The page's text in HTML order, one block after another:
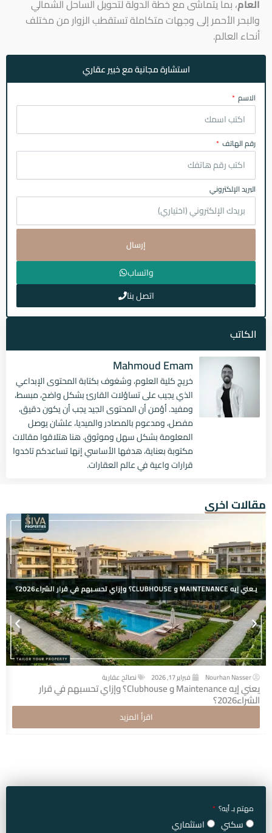
العام، بما يتماشى مع خطة الدولة لتحويل الساحل الشمالي
والبحر الأحمر إلى وجهات متكاملة تستقطب الزوار من مختلف
أنحاء العالم.
استشارة مجانية مع خبير عقاري
الاسم
رقم الهاتف
البريد الإلكتروني
إرسال
واتساب
اتصل بنا
الكاتب
Mahmoud Emam
خريج كلية العلوم، وشغوف بكتابة المحتوى الإبداعي
الذي يجيب على تساؤلات القارئ بشكل واضح، مبسط،
ومفيد. أؤمن أن المحتوى الجيد يجب أن يكون دقيق،
مفصل، ومدعوم بالمصادر والميديا، علشان يوصل
المعلومة بشكل سهل وموثوق. هنا هتلاقوا مقالات
مكتوبة بعناية، هدفها الأساسي إنها تساعدكم تاخدوا
قرارات واعية في عالم العقارات.
مقالات اخرى
Nourhan Nasser فبراير 17, 2026 نصائح عقارية
يعني إيه Maintenance و Clubhouse؟ وإزاي تحسبهم في قرار
الشراء2026؟
اقرأ المزيد
مهتم بـ أيه؟
سكني استثماري